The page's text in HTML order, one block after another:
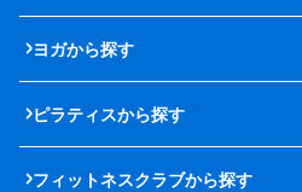
ヨガから探す
ピラティスから探す
フィットネスクラブから探す